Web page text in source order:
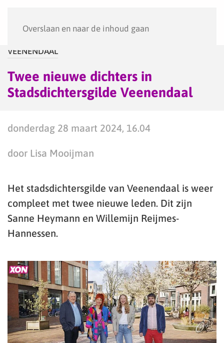
Overslaan en naar de inhoud gaan
VEENENDAAL
Twee nieuwe dichters in
Stadsdichtersgilde Veenendaal
donderdag 28 maart 2024, 16.04
door Lisa Mooijman
Het stadsdichtersgilde van Veenendaal is weer
compleet met twee nieuwe leden. Dit zijn
Sanne Heymann en Willemijn Reijmes-
Hannessen.